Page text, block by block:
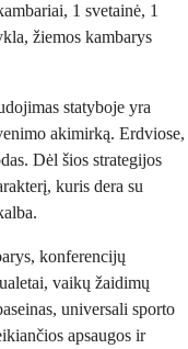
1 svetainė, 1
žiemos kambarys
statyboje yra
akimirką. Erdviose,
Dėl šios strategijos
kuris dera su
konferencijų
vaikų žaidimų
universali sporto
apsaugos ir